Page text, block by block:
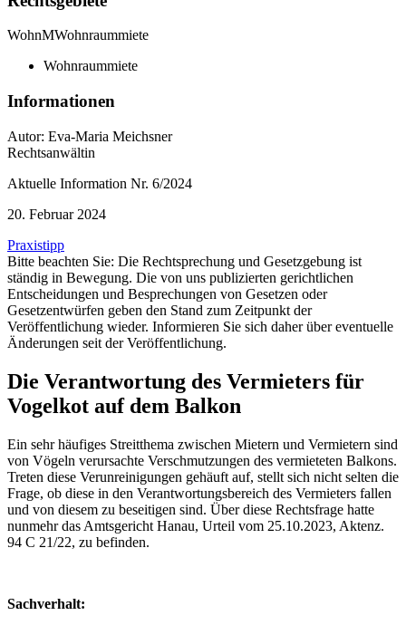
WohnMWohnraummiete
Wohnraummiete
Informationen
Autor: Eva-Maria Meichsner
Rechtsanwältin
Aktuelle Information Nr. 6/2024
20. Februar 2024
Praxistipp
Bitte beachten Sie: Die Rechtsprechung und Gesetzgebung ist
ständig in Bewegung. Die von uns publizierten gerichtlichen
Entscheidungen und Besprechungen von Gesetzen oder
Gesetzentwürfen geben den Stand zum Zeitpunkt der
Veröffentlichung wieder. Informieren Sie sich daher über eventuelle
Änderungen seit der Veröffentlichung.
Die Verantwortung des Vermieters für
Vogelkot auf dem Balkon
Ein sehr häufiges Streitthema zwischen Mietern und Vermietern sind
von Vögeln verursachte Verschmutzungen des vermieteten Balkons.
Treten diese Verunreinigungen gehäuft auf, stellt sich nicht selten die
Frage, ob diese in den Verantwortungsbereich des Vermieters fallen
und von diesem zu beseitigen sind. Über diese Rechtsfrage hatte
nunmehr das Amtsgericht Hanau, Urteil vom 25.10.2023, Aktenz.
94 C 21/22, zu befinden.
Sachverhalt: